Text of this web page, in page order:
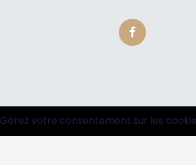
Gérez votre consentement sur les